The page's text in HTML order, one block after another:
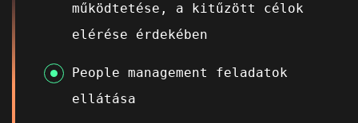
működtetése, a kitűzött célok
elérése érdekében
People management feladatok
ellátása